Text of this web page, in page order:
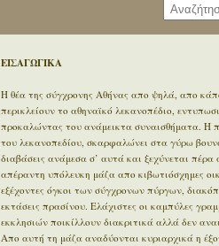
ΕΙΣΑΓΩΓΙΚΑ
Η θέα της σύγχρονης Αθήνας απο ψηλά, απο
περικλείουν το αθηναϊκό λεκανοπέδιο,
προκαλώντας του ανάμεικτα συναισθήματα. Η
του λεκανοπεδίου, σκαρφαλώνει στα γύρω
διαβάσεις ανάμεσα σ’ αυτά και ξεχύνεται
απέραντη υπόλευκη μάζα απο κιβωτιόσχημες
εξέχοντες όγκοι των σύγχρονων πύργων,
εκτάσεις πρασίνου. Ελάχιστες οι καμπύλες
εκκλησιών ποικίλλουν διακριτικά αλλά δεν
Απο αυτή τη μάζα αναδύονται κυριαρχικά η